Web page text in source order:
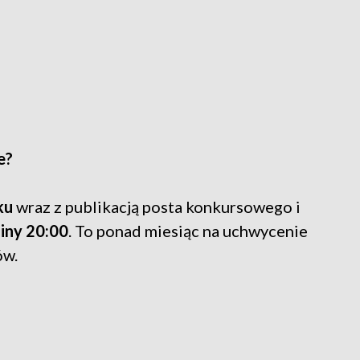
wraz z publikacją posta konkursowego i
20:00. To ponad miesiąc na uchwycenie